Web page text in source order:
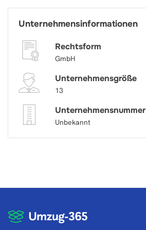
Unternehmensinformationen
Rechtsform
GmbH
Unternehmensgröße
13
Unternehmensnummer
Unbekannt